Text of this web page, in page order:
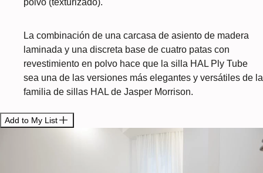
La combinación de una carcasa de asiento de madera
laminada y una discreta base de cuatro patas con
revestimiento en polvo hace que la silla HAL Ply Tube
sea una de las versiones más elegantes y versátiles de la
familia de sillas HAL de Jasper Morrison.
Add to My List